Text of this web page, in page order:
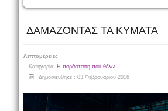
ΔΑΜΑΖΟΝΤΑΣ ΤΑ ΚΥΜΑΤΑ
Λεπτομέρειες
Κατηγορία: Η παράσταση που θέλω
Δημοσιεύθηκε : 03 Φεβρουαρίου 2016